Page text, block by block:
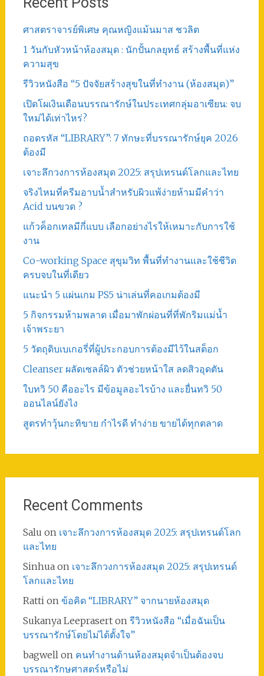
ศาสตราจารย์พิเศษ คุณหญิงแม้นมาส ชวลิต
1 วันกับหัวหน้าห้องสมุด : นักปั้นกลยุทธ์ สร้างพื้นที่แห่ง
ความสุข
รีวิวหนังสือ “5 ปัจจัยสร้างสุขในที่ทำงาน (ห้องสมุด)”
เปิดโผเงินเดือนบรรณารักษ์ในประเทศกลุ่มอาเซียน: จบ
ใหม่ได้เท่าไหร่?
ถอดรหัส “LIBRARY”: 7 ทักษะที่บรรณารักษ์ยุค 2026
ต้องมี
เจาะลึกวงการห้องสมุด 2025: สรุปเทรนด์โลกและไทย
จริงไหมที่ครีมอาบน้ำสำหรับผิวแพ้ง่ายห้ามมีคำว่า
Acid บนขวด ?
แก้วค็อกเทลมีกี่แบบ เลือกอย่างไรให้เหมาะกับการใช้
งาน
Co-working Space สุขุมวิท พื้นที่ทำงานและใช้ชีวิต
ครบจบในที่เดียว
แนะนำ 5 แผ่นเกม PS5 น่าเล่นที่คอเกมต้องมี
5 กิจกรรมห้ามพลาด เมื่อมาพักผ่อนที่ที่พักริมแม่น้ำ
เจ้าพระยา
5 วัตถุดิบเบเกอรี่ที่ผู้ประกอบการต้องมีไว้ในสต็อก
Cleanser ผลัดเซลล์ผิว ตัวช่วยหน้าใส ลดสิวอุดตัน
ใบทวิ 50 คืออะไร มีข้อมูลอะไรบ้าง และยื่นทวิ 50
ออนไลน์ยังไง
สูตรทําวุ้นกะทิขาย กำไรดี ทำง่าย ขายได้ทุกตลาด
Recent Comments
Salu on เจาะลึกวงการห้องสมุด 2025: สรุปเทรนด์โลก
และไทย
Sinhuaon เจาะลึกวงการห้องสมุด 2025: สรุปเทรนด์
โลกและไทย
Ratti on ข้อคิด “LIBRARY” จากนายห้องสมุด
Sukanya Leepraserton รีวิวหนังสือ “เมื่อฉันเป็น
บรรณารักษ์โดยไม่ได้ตั้งใจ”
bagwell on คนทำงานด้านห้องสมุดจำเป็นต้องจบ
บรรณารักษศาสตร์หรือไม่